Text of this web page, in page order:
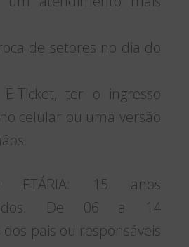
de setores no dia do
Ticket, ter o ingresso
celular ou uma versão
ETÁRIA: 15 anos
De 06 a 14
pais ou responsáveis